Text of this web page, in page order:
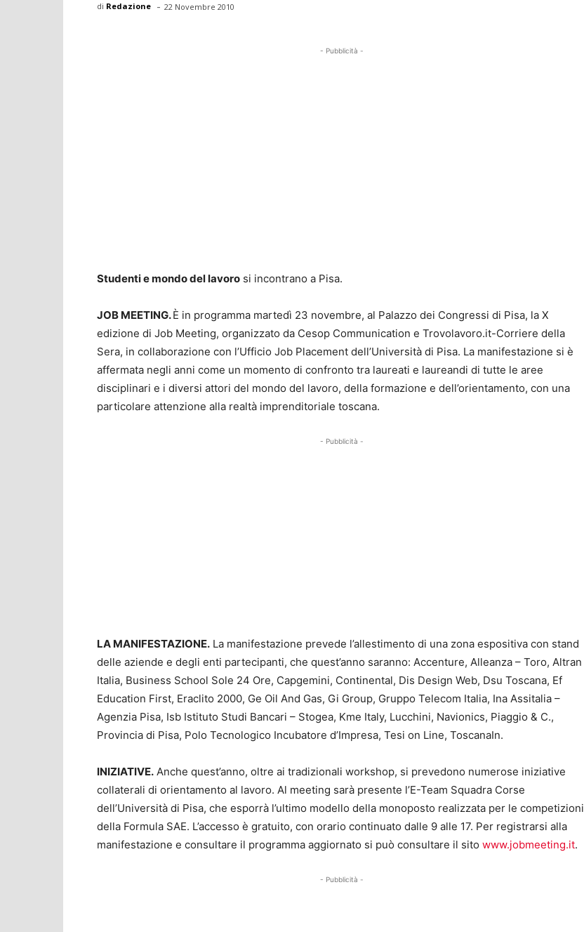
di Redazione - 22 Novembre 2010
- Pubblicità -
Studenti e mondo del lavoro si incontrano a Pisa.
JOB MEETING.È in programma martedì 23 novembre, al Palazzo dei Congressi di Pisa, la X
edizione di Job Meeting, organizzato da Cesop Communication e Trovolavoro.it-Corriere della
Sera, in collaborazione con l’Ufficio Job Placement dell’Università di Pisa. La manifestazione si è
affermata negli anni come un momento di confronto tra laureati e laureandi di tutte le aree
disciplinari e i diversi attori del mondo del lavoro, della formazione e dell’orientamento, con una
particolare attenzione alla realtà imprenditoriale toscana.
- Pubblicità -
LA MANIFESTAZIONE. La manifestazione prevede l’allestimento di una zona espositiva con stand
delle aziende e degli enti partecipanti, che quest’anno saranno: Accenture, Alleanza – Toro, Altran
Italia, Business School Sole 24 Ore, Capgemini, Continental, Dis Design Web, Dsu Toscana, Ef
Education First, Eraclito 2000, Ge Oil And Gas, Gi Group, Gruppo Telecom Italia, Ina Assitalia –
Agenzia Pisa, Isb Istituto Studi Bancari – Stogea, Kme Italy, Lucchini, Navionics, Piaggio & C.,
Provincia di Pisa, Polo Tecnologico Incubatore d’Impresa, Tesi on Line, ToscanaIn.
INIZIATIVE. Anche quest’anno, oltre ai tradizionali workshop, si prevedono numerose iniziative
collaterali di orientamento al lavoro. Al meeting sarà presente l’E-Team Squadra Corse
dell’Università di Pisa, che esporrà l’ultimo modello della monoposto realizzata per le competizioni
della Formula SAE. L’accesso è gratuito, con orario continuato dalle 9 alle 17. Per registrarsi alla
manifestazione e consultare il programma aggiornato si può consultare il sito www.jobmeeting.it.
- Pubblicità -